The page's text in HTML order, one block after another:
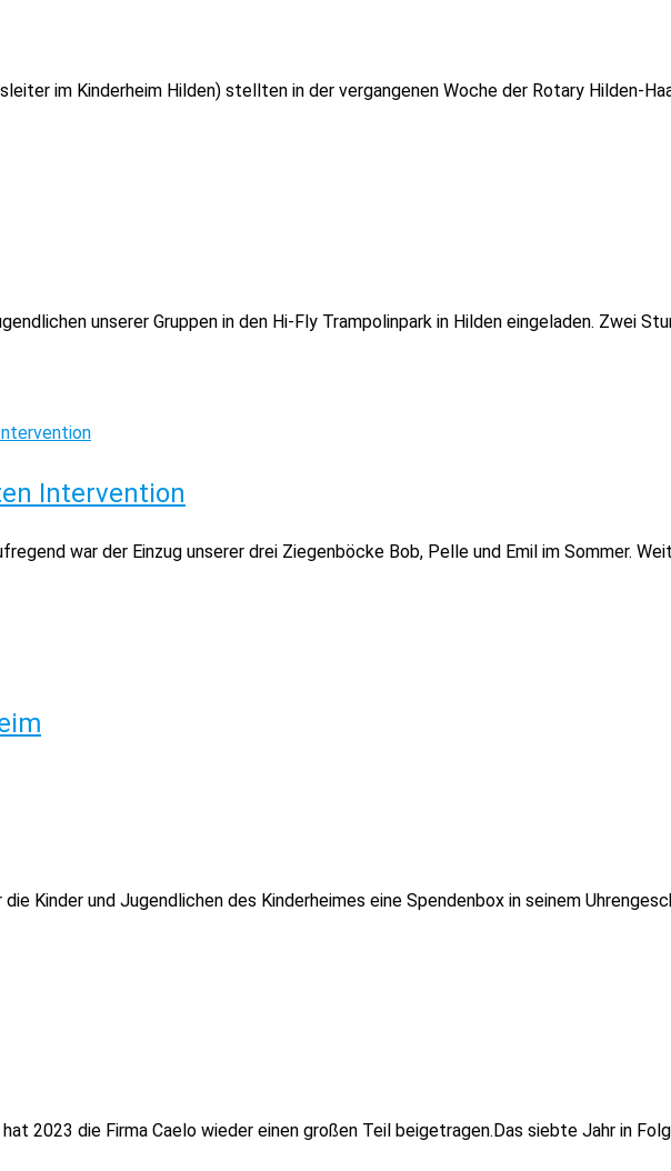
im Kinderheim Hilden) stellten in der vergangenen Woche der Rotary Hilden-
unserer Gruppen in den Hi-Fly Trampolinpark in Hilden eingeladen. Zwei
Intervention
war der Einzug unserer drei Ziegenböcke Bob, Pelle und Emil im Sommer.
Kinder und Jugendlichen des Kinderheimes eine Spendenbox in seinem
2023 die Firma Caelo wieder einen großen Teil beigetragen.Das siebte Jahr in